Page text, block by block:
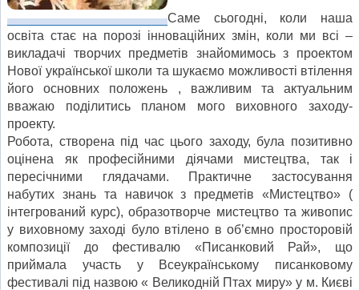
Саме сьогодні, коли наша
освіта стає на порозі інноваційних змін, коли ми всі –
викладачі творчих предметів знайомимось з проектом
Нової української школи та шукаємо можливості втілення
його основних положень , важливим та актуальним
вважаю поділитись планом мого виховного заходу-
проекту.
Робота, створена під час цього заходу, була позитивно
оцінена як професійними діячами мистецтва, так і
пересічними глядачами. Практичне застосування
набутих знань та навичок з предметів «Мистецтво» (
інтегрований курс), образотворче мистецтво та живопис
у виховному заході було втілено в об’ємно просторовій
композиції до фестивалю «Писанковий Рай», що
приймала участь у Всеукраїнському писанковому
фестивалі під назвою « Великодній Птах миру» у м. Києві